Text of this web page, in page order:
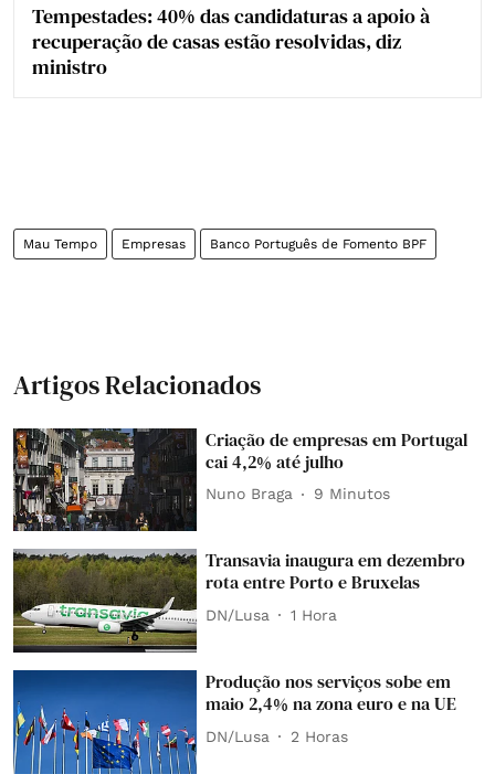
Tempestades: 40% das candidaturas a apoio à
recuperação de casas estão resolvidas, diz
ministro
Mau Tempo Empresas Banco Português de Fomento BPF
Artigos Relacionados
Criação de empresas em Portugal
cai 4,2% até julho
Nuno Braga 9 Minutos
Transavia inaugura em dezembro
rota entre Porto e Bruxelas
DN/Lusa 1 Hora
Produção nos serviços sobe em
maio 2,4% na zona euro e na UE
DN/Lusa 2 Horas